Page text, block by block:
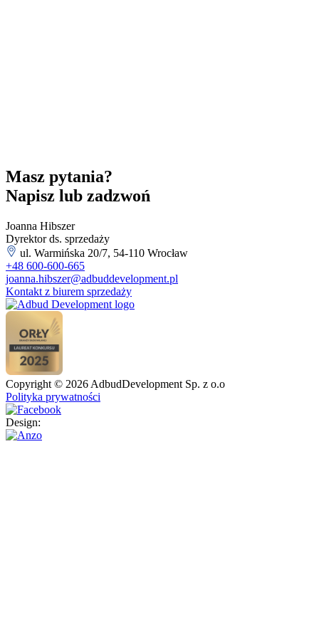
Masz pytania?
Napisz lub zadzwoń
Joanna Hibszer
Dyrektor ds. sprzedaży
ul. Warmińska 20/7, 54-110 Wrocław
+48 600-600-665
joanna.hibszer@adbuddevelopment.pl
Kontakt z biurem sprzedaży
Copyright © 2026 AdbudDevelopment Sp. z o.o
Polityka prywatności
Design: